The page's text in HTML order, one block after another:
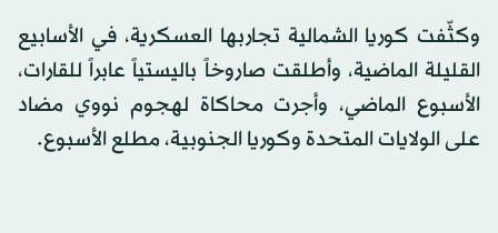
وكثّفت كوريا الشمالية تجاربها العسكرية، في الأسابيع
القليلة الماضية، وأطلقت صاروخاً باليستياً عابراً للقارات،
الأسبوع الماضي، وأجرت محاكاة لهجوم نووي مضاد
على الولايات المتحدة وكوريا الجنوبية، مطلع الأسبوع.